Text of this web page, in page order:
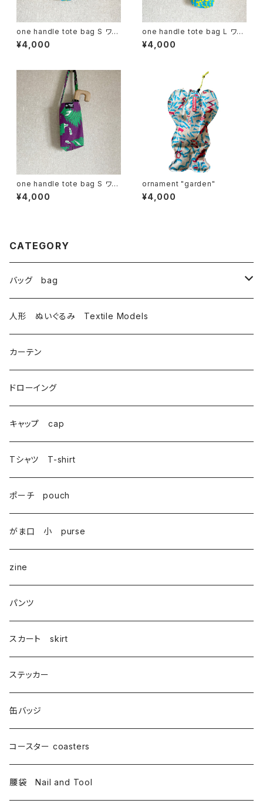
one handle tote bag S ワン
ハンドル トートバッグ k
¥4,000
one handle tote bag L ワン
ハンドル トートバッグ b
¥4,000
one handle tote bag S ワン
ハンドル トートバッグ u
¥4,000
ornament "garden"
¥4,000
CATEGORY
バッグ bag
トートバッグ totebag
サコッシュ Sacoche
がま口 大 mini bag
巾着 Drawstring
人形 ぬいぐるみ Textile Models
カーテン
ドローイング
キャップ cap
Tシャツ T-shirt
ポーチ pouch
がま口 小 purse
zine
パンツ
スカート skirt
ステッカー
缶バッジ
コースター coasters
腰袋 Nail and Tool